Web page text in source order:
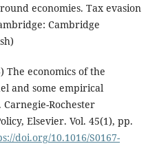
economies. Tax evasion
Cambridge
The economics of the
and some empirical
Rochester
Elsevier. Vol. 45(1), pp.
doi.org/10.1016/S0167-